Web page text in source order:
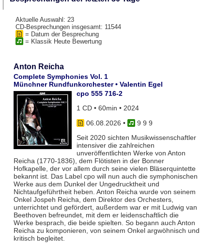
Aktuelle Auswahl: 23
CD-Besprechungen insgesamt: 11544
= Datum der Besprechung
= Klassik Heute Bewertung
Anton Reicha
Complete Symphonies Vol. 1
Münchner Rundfunkorchester • Valentin Egel
cpo 555 716-2
1 CD • 60min • 2024
06.08.2026 •
9 9 9
Seit 2020 sichten Musikwissenschaftler
intensiver die zahlreichen
unveröffentlichten Werke von Anton
Reicha (1770-1836), dem Flötisten in der Bonner
Hofkapelle, der vor allem durch seine vielen Bläserquintette
bekannt ist. Das Label cpo will nun auch die symphonischen
Werke aus dem Dunkel der Ungedrucktheit und
Nichtaufgeführtheit heben. Anton Reicha wurde von seinem
Onkel Jospeh Reicha, dem Direktor des Orchesters,
unterrichtet und gefördert, außerdem war er mit Ludwig van
Beethoven befreundet, mit dem er leidenschaftlich die
Werke besprach, die beide spielten. So begann auch Anton
Reicha zu komponieren, von seinem Onkel argwöhnisch und
kritisch begleitet.